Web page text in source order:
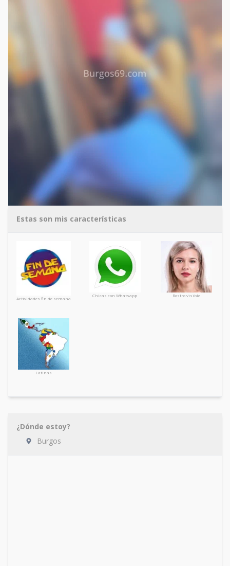
Estas son mis características
Actividades fin de semana
Chicas con Whatsapp Rostro visible
Latinas
¿Dónde estoy?
Burgos